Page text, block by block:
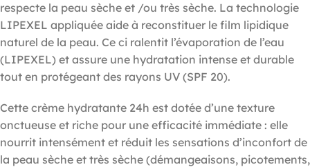
respecte la peau sèche et /ou très sèche. La technologie
LIPEXEL appliquée aide à reconstituer le film lipidique
naturel de la peau. Ce ci ralentit l’évaporation de l’eau
(LIPEXEL) et assure une hydratation intense et durable
tout en protégeant des rayons UV (SPF 20).
Cette crème hydratante 24h est dotée d’une texture
onctueuse et riche pour une efficacité immédiate : elle
nourrit intensément et réduit les sensations d’inconfort de
la peau sèche et très sèche (démangeaisons, picotements,